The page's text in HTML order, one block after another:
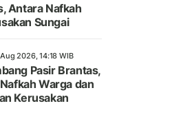
Antara Nafkah
Sungai
2026, 14:18 WIB
Pasir Brantas,
Warga dan
Kerusakan